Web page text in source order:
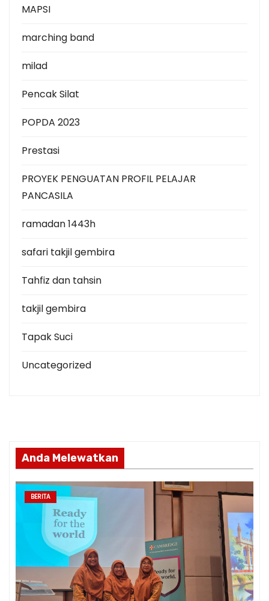
MAPSI
marching band
milad
Pencak Silat
POPDA 2023
Prestasi
PROYEK PENGUATAN PROFIL PELAJAR
PANCASILA
ramadan 1443h
safari takjil gembira
Tahfiz dan tahsin
takjil gembira
Tapak Suci
Uncategorized
Anda Melewatkan
BERITA